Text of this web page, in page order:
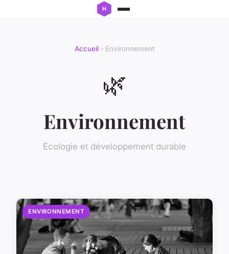
Accueil › Environnement
🌿
Environnement
Écologie et développement durable
ENVIRONNEMENT